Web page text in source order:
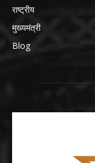
राष्ट्रीय
मुख्यमंत्री
Blog